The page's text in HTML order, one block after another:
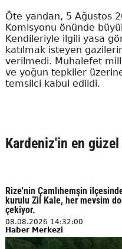
Öte yandan, 5 Ağustos
Komisyonu önünde
Kendileriyle ilgili yasa
katılmak isteyen
verilmedi. Muhalefet
ve yoğun tepkiler
temsilci kabul edildi.
Kardeniz'in en
Rize'nin Çamlıhemşin
kurulu Zil Kale, her mevsim
çekiyor.
08.08.2026 14:32:00
Haber Merkezi